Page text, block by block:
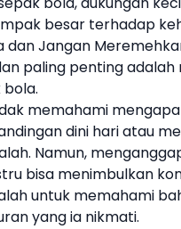
besar terhadap
dan Jangan
paling penting
memahami
dini hari atau
Namun,
bisa menimbulkan
untuk memahami
yang ia nikmati.